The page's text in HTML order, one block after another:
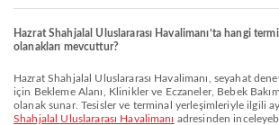
Hazrat Shahjalal Uluslararası Havalimanı’ta hangi
olanakları mevcuttur?
Hazrat Shahjalal Uluslararası Havalimanı, seyahat deneyiminizi geliştirmek
için Bekleme Alanı, Klinikler ve Eczaneler, Bebek
olanak sunar. Tesisler ve terminal yerleşimleriyle ilgili
Shahjalal Uluslararası Havalimanı adresinden